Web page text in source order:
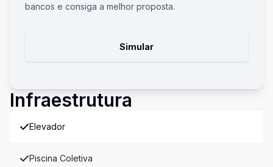
bancos e consiga a melhor proposta.
Simular
Infraestrutura
Elevador
Piscina Coletiva